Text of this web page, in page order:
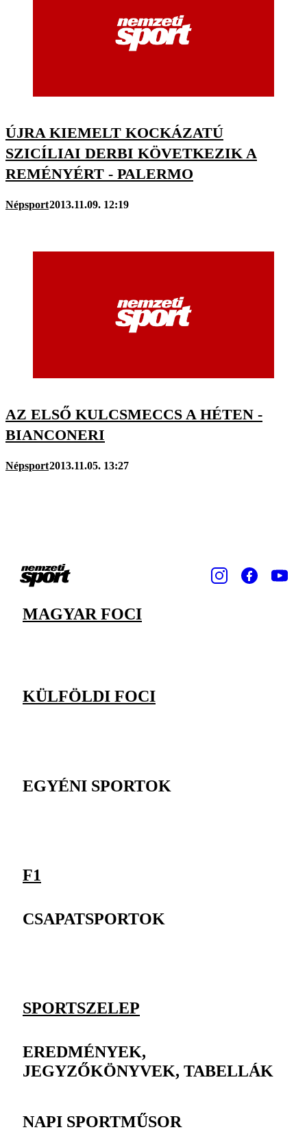
ÚJRA KIEMELT KOCKÁZATÚ
SZICÍLIAI DERBI KÖVETKEZIK A
REMÉNYÉRT - PALERMO
Népsport2013.11.09. 12:19
AZ ELSŐ KULCSMECCS A HÉTEN -
BIANCONERI
Népsport2013.11.05. 13:27
MAGYAR FOCI
KÜLFÖLDI FOCI
EGYÉNI SPORTOK
F1
CSAPATSPORTOK
SPORTSZELEP
EREDMÉNYEK,
JEGYZŐKÖNYVEK, TABELLÁK
NAPI SPORTMŰSOR